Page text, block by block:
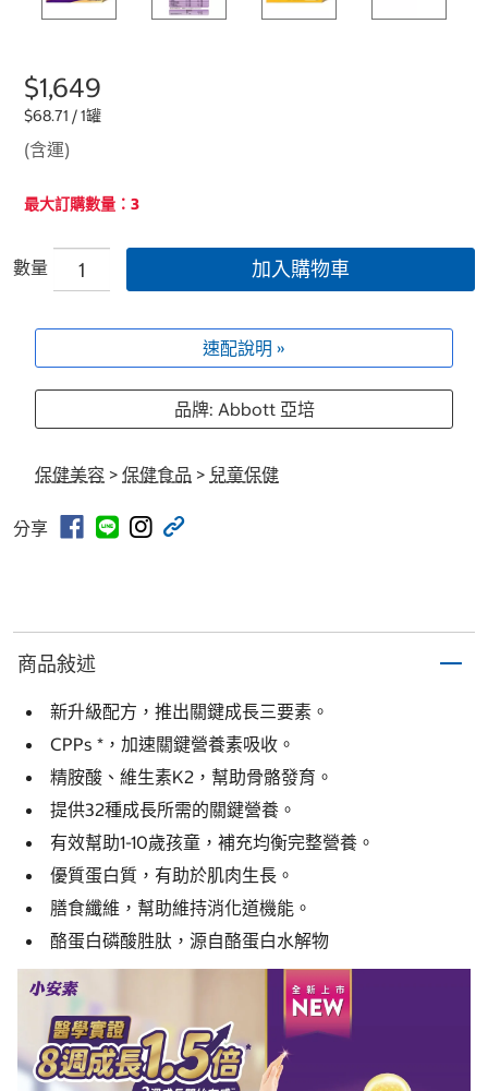
$1,649
$68.71 / 1罐
(含運)
最大訂購數量：3
數量 加入購物車
速配說明 »
品牌: Abbott 亞培
保健美容 > 保健食品 > 兒童保健
分享
商品敍述
新升級配方，推出關鍵成長三要素。
CPPs *，加速關鍵營養素吸收。
精胺酸、維生素K2，幫助骨骼發育。
提供32種成長所需的關鍵營養。
有效幫助1-10歲孩童，補充均衡完整營養。
優質蛋白質，有助於肌肉生長。
膳食纖維，幫助維持消化道機能。
酪蛋白磷酸胜肽，源自酪蛋白水解物